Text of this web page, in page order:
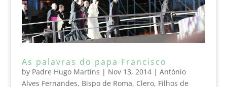
As palavras do papa Francisco
by Padre Hugo Martins | Nov 13, 2014| António
Alves Fernandes, Bispo de Roma, Clero, Filhos de